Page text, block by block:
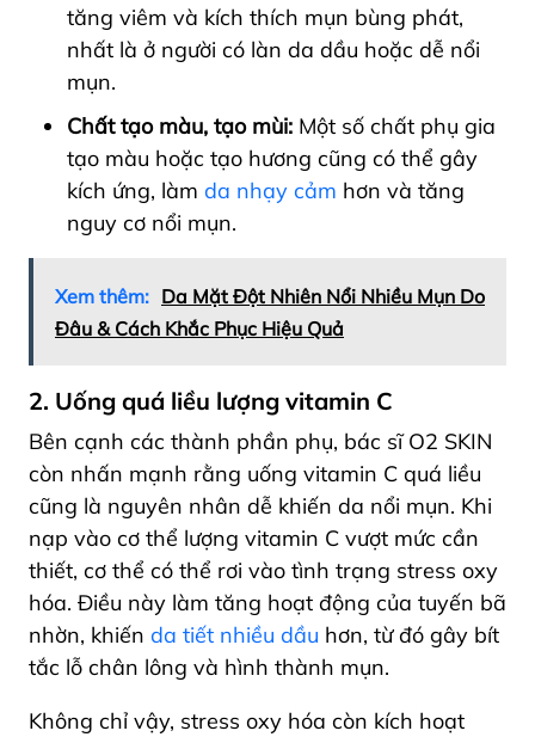
tăng viêm và kích thích mụn bùng phát,
nhất là ở người có làn da dầu hoặc dễ nổi
mụn.
Chất tạo màu, tạo mùi: Một số chất phụ gia
tạo màu hoặc tạo hương cũng có thể gây
kích ứng, làm da nhạy cảm hơn và tăng
nguy cơ nổi mụn.
Xem thêm: Da Mặt Đột Nhiên Nổi Nhiều Mụn Do
Đâu & Cách Khắc Phục Hiệu Quả
2. Uống quá liều lượng vitamin C
Bên cạnh các thành phần phụ, bác sĩ O2 SKIN
còn nhấn mạnh rằng uống vitamin C quá liều
cũng là nguyên nhân dễ khiến da nổi mụn. Khi
nạp vào cơ thể lượng vitamin C vượt mức cần
thiết, cơ thể có thể rơi vào tình trạng stress oxy
hóa. Điều này làm tăng hoạt động của tuyến bã
nhờn, khiến da tiết nhiều dầu hơn, từ đó gây bít
tắc lỗ chân lông và hình thành mụn.
Không chỉ vậy, stress oxy hóa còn kích hoạt